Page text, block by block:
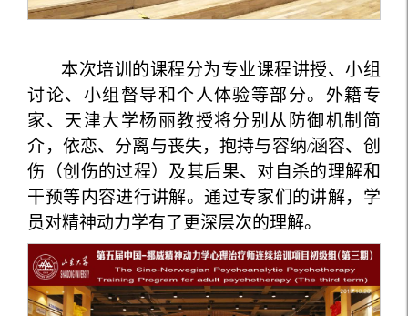
本次培训的课程分为专业课程讲授、小组
讨论、小组督导和个人体验等部分。外籍专
家、天津大学杨丽教授将分别从防御机制简
介，依恋、分离与丧失，抱持与容纳/涵容、创
伤（创伤的过程）及其后果、对自杀的理解和
干预等内容进行讲解。通过专家们的讲解，学
员对精神动力学有了更深层次的理解。